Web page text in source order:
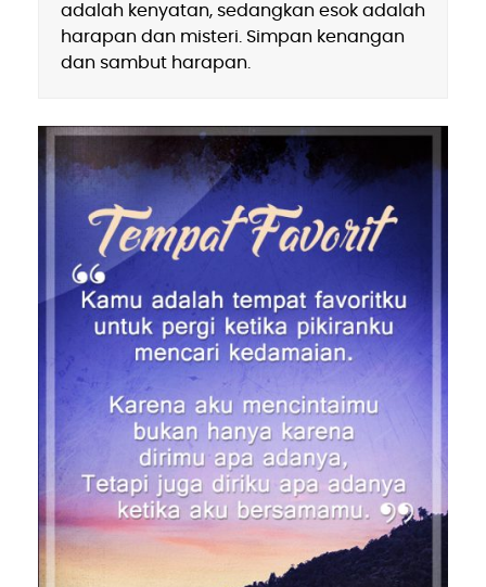
adalah kenyatan, sedangkan esok adalah
harapan dan misteri. Simpan kenangan
dan sambut harapan.